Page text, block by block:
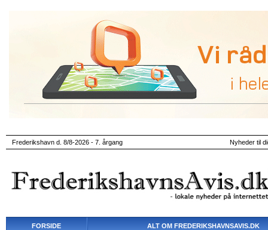
Frederikshavn d. 8/8-2026 - 7. årgang Nyheder til
FORSIDE ALT OM FREDERIKSHAVNSAVIS.DK